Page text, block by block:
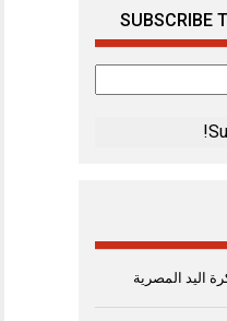
SUBSCRIBE
اليد المصرية